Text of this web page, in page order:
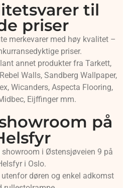
til
priser
merkevarer med høy kvalitet –
priser.
annet produkter fra Tarkett,
Walls, Sandberg Wallpaper,
Wicanders, Aspecta Flooring,
Eijffinger mm.
på
i Østensjøveien 9 på
i Oslo.
døren og enkel adkomst